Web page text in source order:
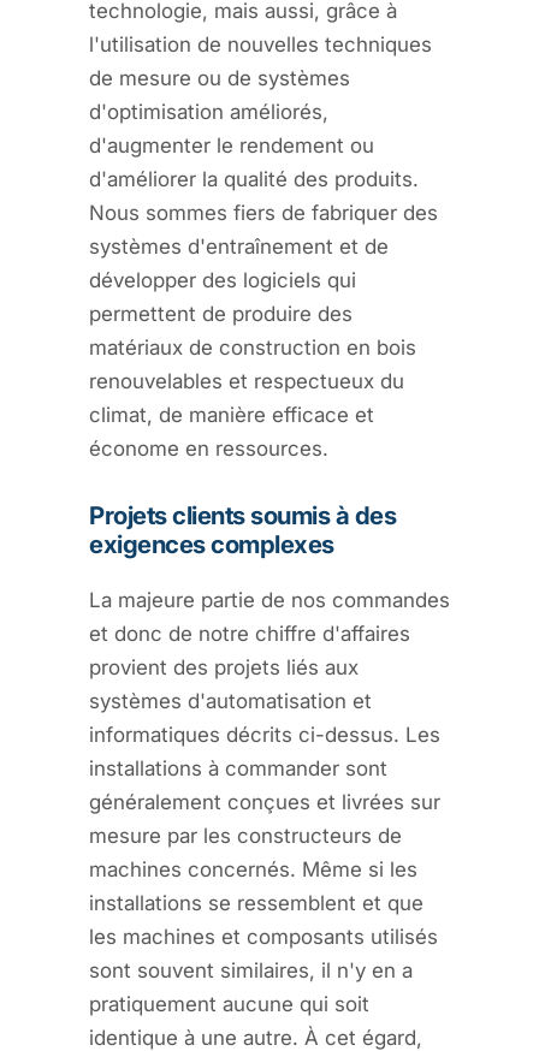
technologie, mais aussi, grâce à
l'utilisation de nouvelles techniques
de mesure ou de systèmes
d'optimisation améliorés,
d'augmenter le rendement ou
d'améliorer la qualité des produits.
Nous sommes fiers de fabriquer des
systèmes d'entraînement et de
développer des logiciels qui
permettent de produire des
matériaux de construction en bois
renouvelables et respectueux du
climat, de manière efficace et
économe en ressources.
Projets clients soumis à des
exigences complexes
La majeure partie de nos commandes
et donc de notre chiffre d'affaires
provient des projets liés aux
systèmes d'automatisation et
informatiques décrits ci-dessus. Les
installations à commander sont
généralement conçues et livrées sur
mesure par les constructeurs de
machines concernés. Même si les
installations se ressemblent et que
les machines et composants utilisés
sont souvent similaires, il n'y en a
pratiquement aucune qui soit
identique à une autre. À cet égard,